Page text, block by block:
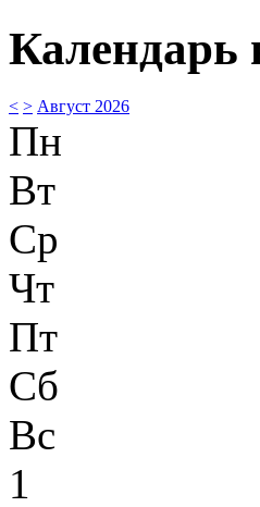
Календарь
< > Август 2026
Пн
Вт
Ср
Чт
Пт
Сб
Вс
1